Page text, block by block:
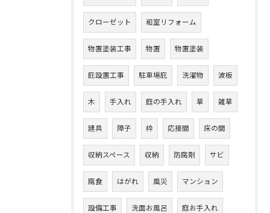
クローゼット 和室リフォーム
物置塗装工事 物置 物置塗装
庇設置工事 駐車場庇 洗濯物 波板
木 手入れ 庭の手入れ 草 雑草
建具 障子 枠 応接間 床の間
収納スペース 収納 防腐剤 サビ
腐食 はがれ 風災 マンション
設備工事 洗面お風呂 庭お手入れ